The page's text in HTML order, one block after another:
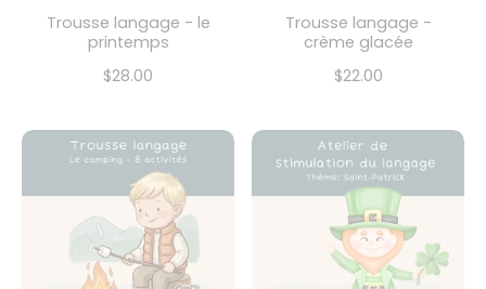
Trousse langage - le
printemps
$28.00
Trousse langage -
crème glacée
$22.00